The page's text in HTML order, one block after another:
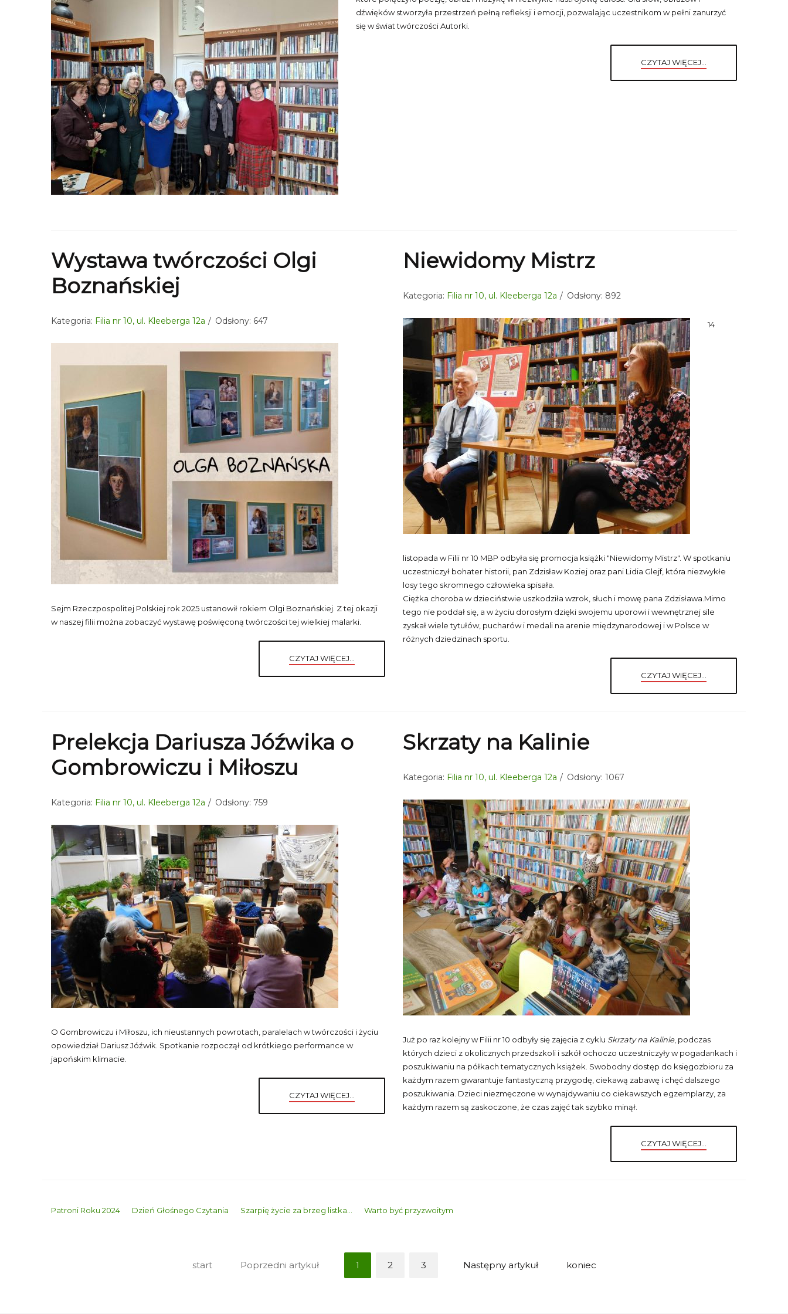
dźwięków stworzyła przestrzeń pełną refleksji i emocji, pozwalając uczestnikom w pełni zanurzyć
się w świat twórczości Autorki.
CZYTAJ WIĘCEJ...
Wystawa twórczości Olgi
Boznańskiej
Kategoria: Filia nr 10, ul. Kleeberga 12a Odsłony: 647
Sejm Rzeczpospolitej Polskiej rok 2025 ustanowił rokiem Olgi Boznańskiej. Z tej okazji
w naszej filii można zobaczyć wystawę poświęconą twórczości tej wielkiej malarki.
CZYTAJ WIĘCEJ...
Niewidomy Mistrz
Kategoria: Filia nr 10, ul. Kleeberga 12a Odsłony: 892
14
listopada w Filii nr 10 MBP odbyła się promocja książki "Niewidomy Mistrz". W spotkaniu
uczestniczył bohater historii, pan Zdzisław Koziej oraz pani Lidia Glejf, która niezwykłe
losy tego skromnego człowieka spisała.
Ciężka choroba w dzieciństwie uszkodziła wzrok, słuch i mowę pana Zdzisława.Mimo
tego nie poddał się, a w życiu dorosłym dzięki swojemu uporowi i wewnętrznej sile
zyskał wiele tytułów, pucharów i medali na arenie międzynarodowej i w Polsce w
różnych dziedzinach sportu.
CZYTAJ WIĘCEJ...
Prelekcja Dariusza Jóźwika o
Gombrowiczu i Miłoszu
Kategoria: Filia nr 10, ul. Kleeberga 12a Odsłony: 759
O Gombrowiczu i Miłoszu, ich nieustannych powrotach, paralelach w twórczości i życiu
opowiedział Dariusz Jóźwik. Spotkanie rozpoczął od krótkiego performance w
japońskim klimacie.
CZYTAJ WIĘCEJ...
Skrzaty na Kalinie
Kategoria: Filia nr 10, ul. Kleeberga 12a Odsłony: 1067
Już po raz kolejny w Filii nr 10 odbyły się zajęcia z cyklu Skrzaty na Kalinie, podczas
których dzieci z okolicznych przedszkoli i szkół ochoczo uczestniczyły w pogadankach i
poszukiwaniu na półkach tematycznych książek. Swobodny dostęp do księgozbioru za
każdym razem gwarantuje fantastyczną przygodę, ciekawą zabawę i chęć dalszego
poszukiwania. Dzieci niezmęczone w wynajdywaniu co ciekawszych egzemplarzy, za
każdym razem są zaskoczone, że czas zajęć tak szybko minął.
CZYTAJ WIĘCEJ...
Patroni Roku 2024 Dzień Głośnego Czytania Szarpię życie za brzeg listka... Warto być przyzwoitym
start Poprzedni artykuł 1 2 3 Następny artykuł koniec